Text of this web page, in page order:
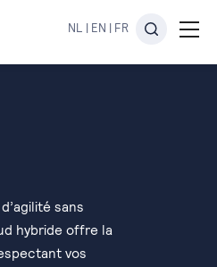
NL | EN | FR
sans
hybride offre la
vos